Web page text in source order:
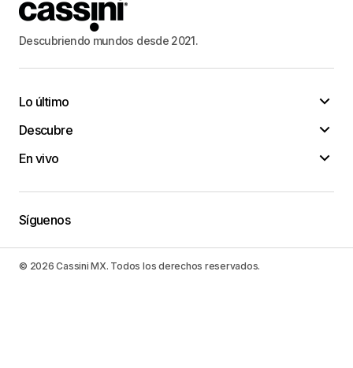
Descubriendo mundos desde 2021.
Lo último
Descubre
En vivo
Síguenos
© 2026 Cassini MX. Todos los derechos reservados.